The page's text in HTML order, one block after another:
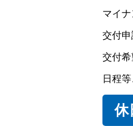
マイ
交付申
交付希
日程
休